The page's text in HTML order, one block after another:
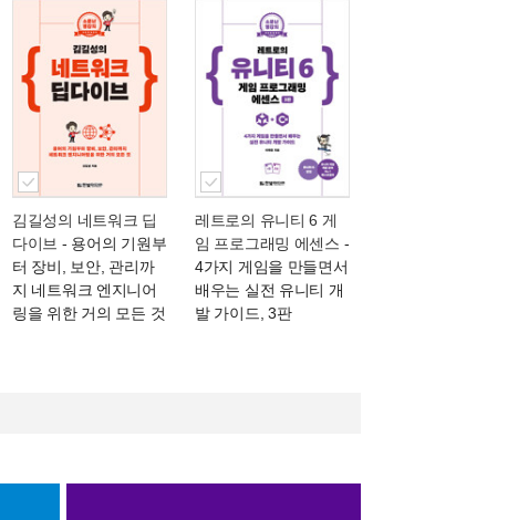
김길성의 네트워크 딥
다이브 - 용어의 기원부
터 장비, 보안, 관리까
지 네트워크 엔지니어
링을 위한 거의 모든 것
레트로의 유니티 6 게
임 프로그래밍 에센스 -
4가지 게임을 만들면서
배우는 실전 유니티 개
발 가이드, 3판